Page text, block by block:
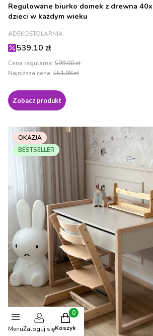
Regulowane biurko domek z drewna
dzieci w każdym wieku
PRODUCENT
ADEKOSTOLARNIA
Cena promocyjna
539,10 zł
Cena regularna: 599,00 zł
Najniższa cena: 551,08 zł
Zobacz produkt
OKAZJA
BESTSELLER
MenuZaloguj się
Produkty w koszyku: 0.
Koszyk